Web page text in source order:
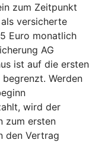
zum Zeitpunkt
versicherte
Euro monatlich
AG
ist auf die ersten
Werden
wird der
zum ersten
den Vertrag